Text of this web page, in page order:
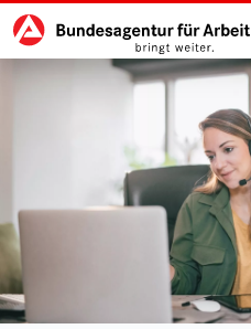
zu den Hauptinhalten springen
Hauptnavigation